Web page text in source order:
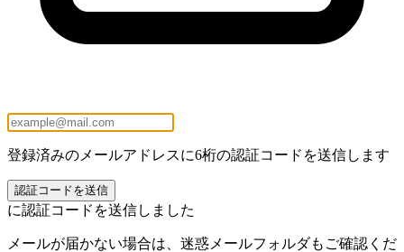
登録済みのメールアドレスに6桁の認証コードを送信します
認証コードを送信
に認証コードを送信しました
メールが届かない場合は、迷惑メールフォルダもご確認くだ